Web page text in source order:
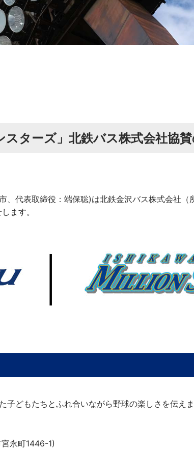
スターズ」北鉄バス株式会社協
代表取締役：端保聡)は北鉄金沢バス株式会社（
ます。
どもたちとふれ合いながら野球の楽しさを伝えま
永町1446-1)